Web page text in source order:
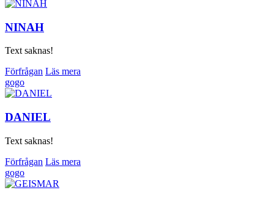
NINAH
Text saknas!
Förfrågan Läs mera
gogo
DANIEL
Text saknas!
Förfrågan Läs mera
gogo